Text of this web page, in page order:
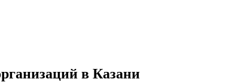
в Казани